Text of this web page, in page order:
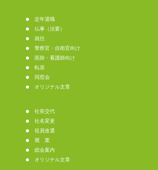
定年退職
仏事（法要）
就任
警察官・自衛官向け
医師・看護師向け
転居
同窓会
オリジナル文章
社長交代
社名変更
役員改選
廃 業
総会案内
オリジナル文章